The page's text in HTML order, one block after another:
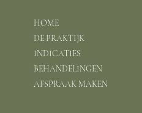
HOME
DE PRAKTIJK
INDICATIES
BEHANDELINGEN
AFSPRAAK MAKEN